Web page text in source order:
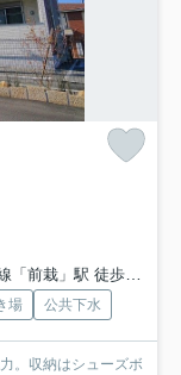
前栽」駅 徒歩24分
場 公共下水
。収納はシューズボ